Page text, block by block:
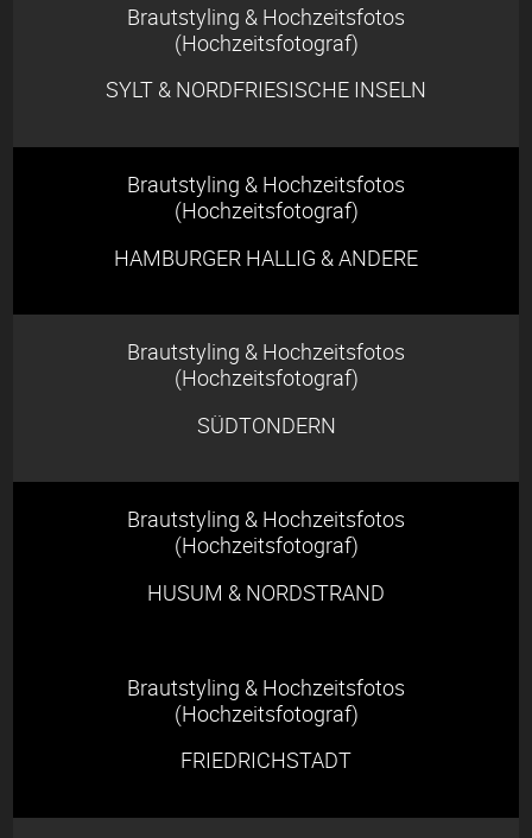
Brautstyling & Hochzeitsfotos
(Hochzeitsfotograf)
SYLT & NORDFRIESISCHE INSELN
Brautstyling & Hochzeitsfotos
(Hochzeitsfotograf)
HAMBURGER HALLIG & ANDERE
Brautstyling & Hochzeitsfotos
(Hochzeitsfotograf)
SÜDTONDERN
Brautstyling & Hochzeitsfotos
(Hochzeitsfotograf)
HUSUM & NORDSTRAND
Brautstyling & Hochzeitsfotos
(Hochzeitsfotograf)
FRIEDRICHSTADT